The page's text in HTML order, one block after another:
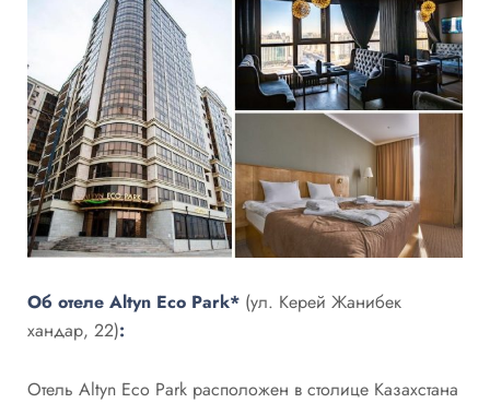
Об отеле Altyn Eco Park* (ул. Керей Жанибек
хандар, 22):
Отель Altyn Eco Park расположен в столице Казахстана